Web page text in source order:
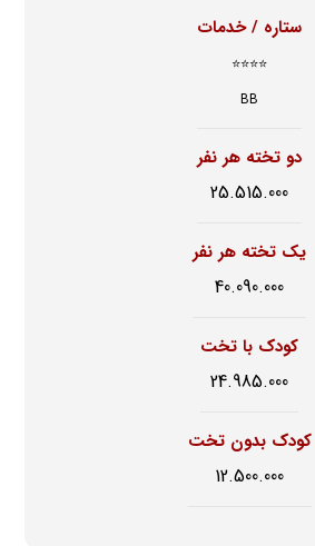
ستاره / خدمات
⭐⭐⭐⭐
BB
دو تخته هر نفر
25.515.000
یک تخته هر نفر
40.090.000
کودک با تخت
24.985.000
کودک بدون تخت
12.500.000